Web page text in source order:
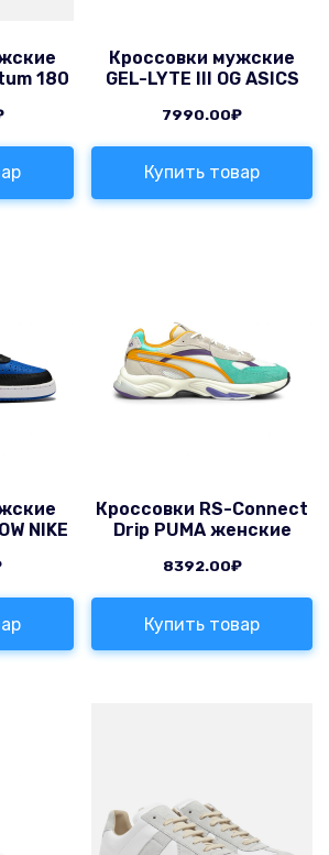
180
Кроссовки мужские
GEL-LYTE III OG ASICS
7990.00₽
Купить товар
NIKE
Кроссовки RS-Connect
Drip PUMA женские
8392.00₽
Купить товар